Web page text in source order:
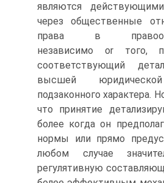
являются
через общественные
права в
независимо or того,
соответствующий
высшей
подзаконного характера.
что принятие
более когда он
нормы или прямо
любом случае
регулятивную